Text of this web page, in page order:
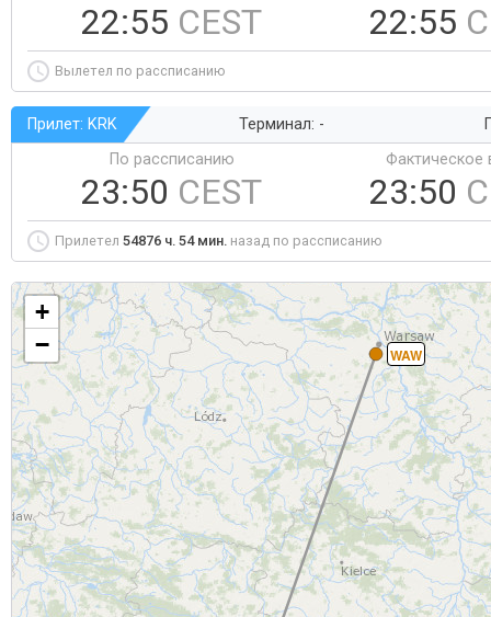
22:55 CEST 22:55
Вылетел по рассписанию
Прилет: KRK Терминал: -
По рассписанию
23:50 CEST
Фактическое
23:50
Прилетел 54876 ч. 54 мин. назад по рассписанию
WAW
+
−